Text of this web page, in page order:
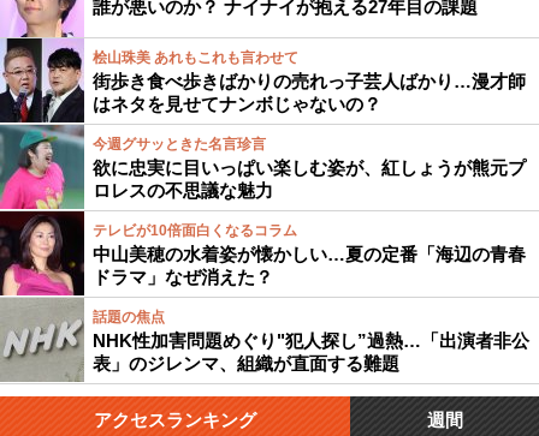
誰が悪いのか？ ナイナイが抱える27年目の課題
桧山珠美 あれもこれも言わせて
街歩き食べ歩きばかりの売れっ子芸人ばかり…漫才師
はネタを見せてナンボじゃないの？
今週グサッときた名言珍言
欲に忠実に目いっぱい楽しむ姿が、紅しょうが熊元プ
ロレスの不思議な魅力
テレビが10倍面白くなるコラム
中山美穂の水着姿が懐かしい…夏の定番「海辺の青春
ドラマ」なぜ消えた？
話題の焦点
NHK性加害問題めぐり"犯人探し”過熱…「出演者非公
表」のジレンマ、組織が直面する難題
アクセスランキング 週間